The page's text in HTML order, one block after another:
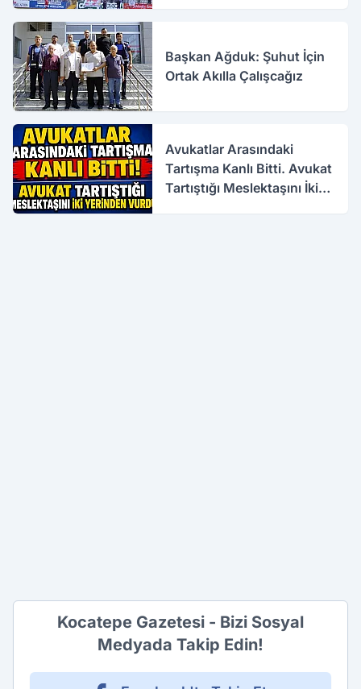
Başkan Ağduk: Şuhut İçin
Ortak Akılla Çalışcağız
Avukatlar Arasındaki
Tartışma Kanlı Bitti. Avukat
Tartıştığı Meslektaşını İki
Kocatepe Gazetesi - Bizi Sosyal
Medyada Takip Edin!